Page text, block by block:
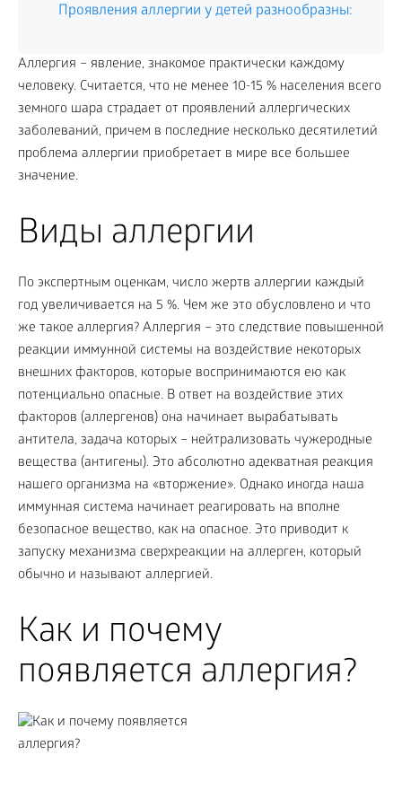
Проявления аллергии у детей разнообразны:
Аллергия – явление, знакомое практически каждому
человеку. Считается, что не менее 10-15 % населения всего
земного шара страдает от проявлений аллергических
заболеваний, причем в последние несколько десятилетий
проблема аллергии приобретает в мире все большее
значение.
Виды аллергии
По экспертным оценкам, число жертв аллергии каждый
год увеличивается на 5 %. Чем же это обусловлено и что
же такое аллергия? Аллергия – это следствие повышенной
реакции иммунной системы на воздействие некоторых
внешних факторов, которые воспринимаются ею как
потенциально опасные. В ответ на воздействие этих
факторов (аллергенов) она начинает вырабатывать
антитела, задача которых – нейтрализовать чужеродные
вещества (антигены). Это абсолютно адекватная реакция
нашего организма на «вторжение». Однако иногда наша
иммунная система начинает реагировать на вполне
безопасное вещество, как на опасное. Это приводит к
запуску механизма сверхреакции на аллерген, который
обычно и называют аллергией.
Как и почему
появляется аллергия?